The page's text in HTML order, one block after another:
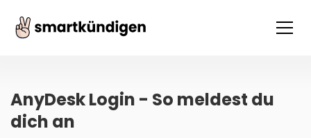
AnyDesk Login - So meldest du
dich an